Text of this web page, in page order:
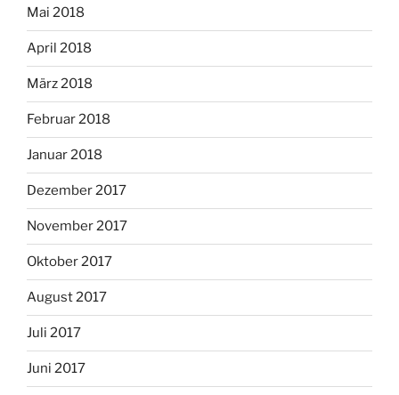
Mai 2018
April 2018
März 2018
Februar 2018
Januar 2018
Dezember 2017
November 2017
Oktober 2017
August 2017
Juli 2017
Juni 2017